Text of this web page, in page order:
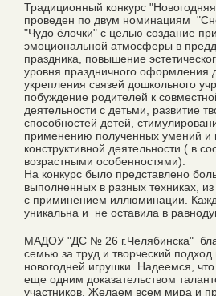
Традиционный конкурс
проведен по двум номинациям
"Чудо ёлочки" с целью создание
эмоциональной атмосферы в
праздника, повышение
уровня праздничного оформления
укрепления связей дошкольного
побуждение родителей к
деятельности с детьми, развитие
способностей детей,
применению полученных умений и
конструктивной деятельности ( в
возрастными особенностями).
На конкурс было представлено
выполненных в разных техниках,
с приминением иллюминации.
уникальна и не оставила в
МАДОУ "ДС № 26 г.Челябинска"
семью за труд и творческий подход
новогодней игрушки. Надеемся, что
еще одним доказательством
участников. Желаем всем мира и